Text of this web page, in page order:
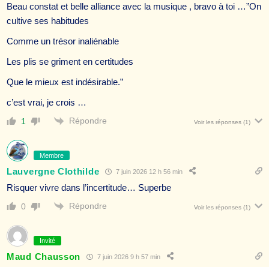
Beau constat et belle alliance avec la musique , bravo à toi …”On
cultive ses habitudes
Comme un trésor inaliénable
Les plis se griment en certitudes
Que le mieux est indésirable.”
c’est vrai, je crois …
1 Répondre Voir les réponses (1)
Membre
Lauvergne Clothilde 7 juin 2026 12 h 56 min
Risquer vivre dans l’incertitude… Superbe
0 Répondre Voir les réponses (1)
Invité
Maud Chausson 7 juin 2026 9 h 57 min